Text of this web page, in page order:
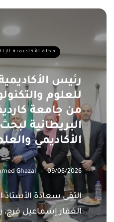
مجلة الأكاديمية
رئيس
للعلوم
من جامعة
البريطانية
الأكاديمي
Ghazal 09/06/2026
التقى سعادة الأستاذ
الغفار إسماعيل فرج،